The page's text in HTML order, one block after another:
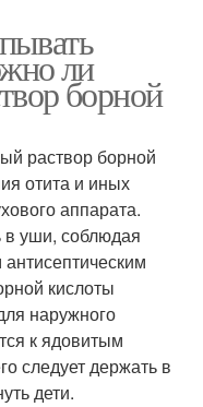
ли
борной
раствор борной
отита и иных
аппарата.
в уши, соблюдая
кислоты
наружного
к ядовитым
следует держать в
дети.